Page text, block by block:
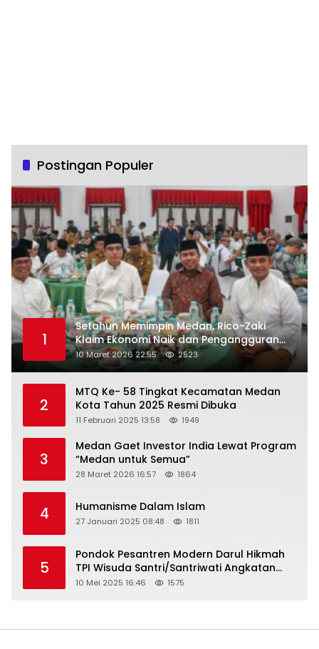
Postingan Populer
1
Setahun Memimpin Medan, Rico-Zaki
Klaim Ekonomi Naik dan Pengangguran
Turun
10 Maret 2026 22:55 2523
2
MTQ Ke- 58 Tingkat Kecamatan Medan
Kota Tahun 2025 Resmi Dibuka
11 Februari 2025 13:58 1949
3
Medan Gaet Investor India Lewat Program
“Medan untuk Semua”
28 Maret 2026 16:57 1864
4 Humanisme Dalam Islam
27 Januari 2025 08:48 1811
5
Pondok Pesantren Modern Darul Hikmah
TPI Wisuda Santri/Santriwati Angkatan
XXXIII
10 Mei 2025 16:46 1575